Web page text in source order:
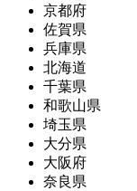
京都府
佐賀県
兵庫県
北海道
千葉県
和歌山県
埼玉県
大分県
大阪府
奈良県